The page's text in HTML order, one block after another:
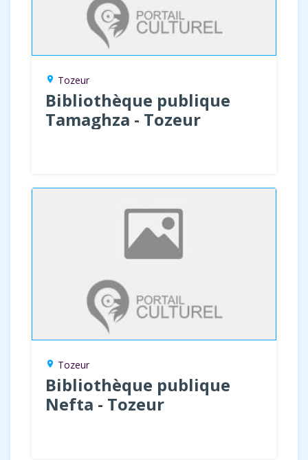
location_on Tozeur
Bibliothèque publique
Tamaghza - Tozeur
location_on Tozeur
Bibliothèque publique
Nefta - Tozeur